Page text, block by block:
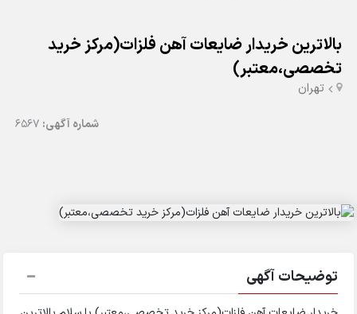
بالاترین خریدار ضایعات آهن فلزات(مرکز خرید
تخصصی،معتبر)
تهران
شماره آگهی: 6567
توضیحات آگهی